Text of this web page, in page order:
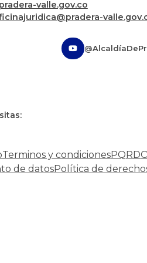
valle.gov.co
Terminos y condicionesPQRD
de datosPolítica de